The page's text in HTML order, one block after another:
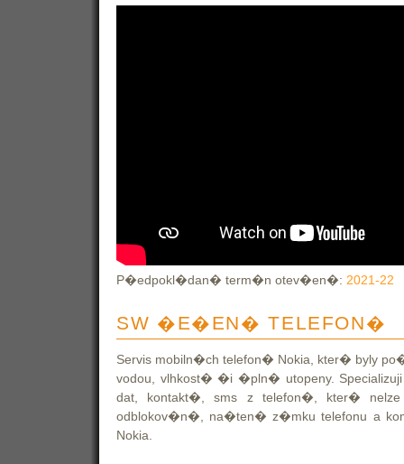
P�edpokl�dan� term�n otev�en�: 2021-22
SW �E�EN� TELEFON�
Servis mobiln�ch telefon� Nokia, kter� byly
vodou, vlhkost� �i �pln� utopeny.
dat, kontakt�, sms z telefon�, kter�
odblokov�n�, na�ten� z�mku telefonu a
Nokia.